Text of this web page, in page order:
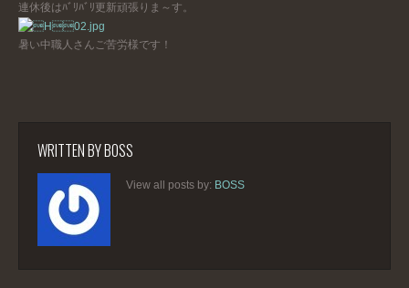
連休後はﾊﾞﾘﾊﾞﾘ更新頑張りま～す。
暑い中職人さんご苦労様です！
WRITTEN BYBOSS
View all posts by: BOSS